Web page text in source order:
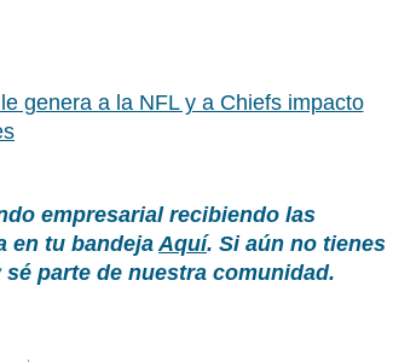
genera a la NFL y a Chiefs impacto
empresarial recibiendo las
en tu bandejaAquí. Si aún no tienes
sé parte de nuestra comunidad.